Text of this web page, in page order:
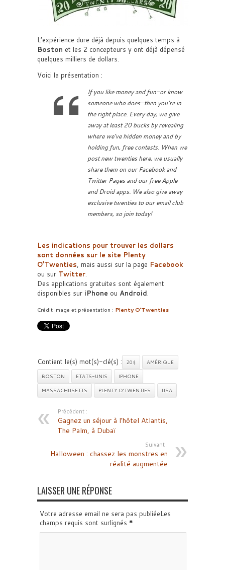
L’expérience dure déjà depuis quelques temps à
Boston et les 2 concepteurs y ont déjà dépensé
quelques milliers de dollars.
Voici la présentation :
If you like money and fun–or know
someone who does—then you’re in
the right place. Every day, we give
away at least 20 bucks by revealing
where we’ve hidden money and by
holding fun, free contests. When we
post new twenties here, we usually
share them on our Facebook and
Twitter Pages and our free Apple
and Droid apps. We also give away
exclusive twenties to our email club
members, so join today!
Les indications pour trouver les dollars
sont données sur le site Plenty
O’Twenties, mais aussi sur la page Facebook
ou sur Twitter.
Des applications gratuites sont également
disponibles sur iPhone ou Android.
Crédit image et présentation : Plenty O’Twenties
Contient le(s) mot(s)-clé(s) : 20$
AMÉRIQUE
BOSTON
ETATS-UNIS
IPHONE
MASSACHUSETTS
PLENTY O’TWENTIES USA
Précédent :
Gagnez un séjour à l’hôtel Atlantis,
The Palm, à Dubaï
Suivant :
Halloween : chassez les monstres en
réalité augmentée
LAISSER UNE RÉPONSE
Votre adresse email ne sera pas publiéeLes
champs requis sont surlignés *